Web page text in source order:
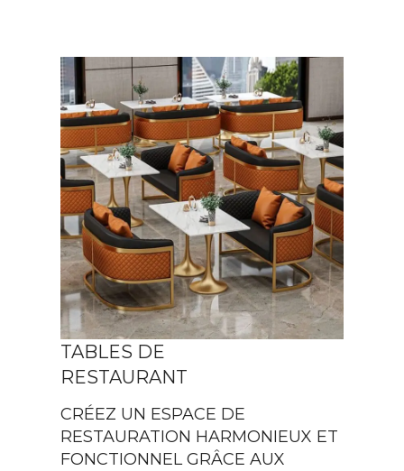
TABLES DE
RESTAURANT
CRÉEZ UN ESPACE DE
RESTAURATION HARMONIEUX ET
FONCTIONNEL GRÂCE AUX